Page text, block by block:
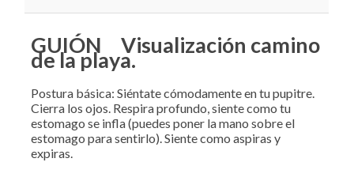
GUIÓN Visualización camino
de la playa.
Postura básica: Siéntate cómodamente en tu pupitre.
Cierra los ojos. Respira profundo, siente como tu
estomago se infla (puedes poner la mano sobre el
estomago para sentirlo). Siente como aspiras y
expiras.